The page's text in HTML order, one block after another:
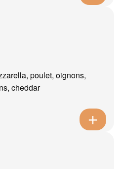
poulet, oignons,
cheddar